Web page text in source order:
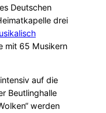
Deutschen
drei
mit 65 Musikern
auf die
Beutlinghalle
werden